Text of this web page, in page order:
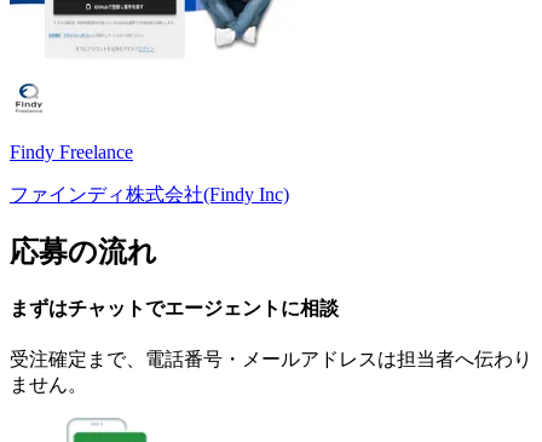
Findy Freelance
ファインディ株式会社(Findy Inc)
応募の流れ
まずはチャットでエージェント に相談
受注確定まで、 電話番号・メールアドレスは担当者へ伝わり
ません。